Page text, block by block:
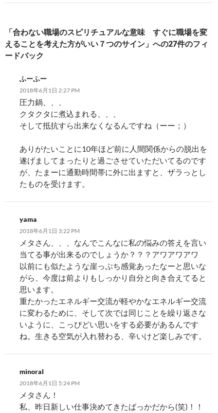
ゲ
ー
シ
ョ
「合わない職場のスピリチュアルな意味 すぐに職場を変
えることを考えた方がいい７つのサイン」への27件のフィ
ードバック
ふーふー
2018年6月1日 2:27 PM
圧力鍋、、、
クタクタに煮込まれる、、、
そして抵抗すら出来なくなるんですね（ーー；）
ありがたいことに10年ほど前に人間関係からの脱出を
遂げましてまったりと過ごさせていただいてるのです
が、たまーに通勤時間帯に外に出ますと、ザラっとし
たものを受けます。
yama
2018年6月1日 3:22 PM
メタさん、、、なんでこんなに私の悩みの答えを言い
当てる事が出来るのでしょうか？？？アワアワアワ
以前にも似たような崖っぷち感覚あったなーと思いな
がら、今度は前よりもしっかり自分と向き合えてると
思います。
重たかったエネルギー交流が軽やかなエネルギー交流
に変わるために、そして次では同じことを繰り返さな
いように、こっぴどい思いをする必要があるんです
ね。生きる空気が入れ替わる、辛いけど楽しみです。
minoral
2018年6月1日 5:24 PM
メタさん！
私、昨日新しい仕事決めてきたばっかだから(笑)！！